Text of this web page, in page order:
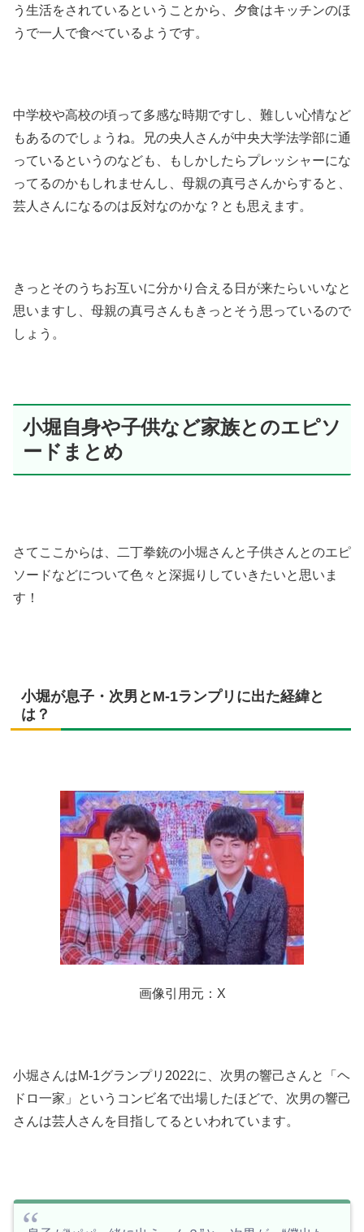
う生活をされているということから、夕食はキッチンのほ
うで一人で食べているようです。
中学校や高校の頃って多感な時期ですし、難しい心情など
もあるのでしょうね。兄の央人さんが中央大学法学部に通
っているというのなども、もしかしたらプレッシャーにな
ってるのかもしれませんし、母親の真弓さんからすると、
芸人さんになるのは反対なのかな？とも思えます。
きっとそのうちお互いに分かり合える日が来たらいいなと
思いますし、母親の真弓さんもきっとそう思っているので
しょう。
小堀自身や子供など家族とのエピソ
ードまとめ
さてここからは、二丁拳銃の小堀さんと子供さんとのエピ
ソードなどについて色々と深掘りしていきたいと思いま
す！
小堀が息子・次男とM-1ランプリに出た経緯と
は？
画像引用元：X
小堀さんはM-1グランプリ2022に、次男の響己さんと「ヘ
ドロ一家」というコンビ名で出場したほどで、次男の響己
さんは芸人さんを目指してるといわれています。